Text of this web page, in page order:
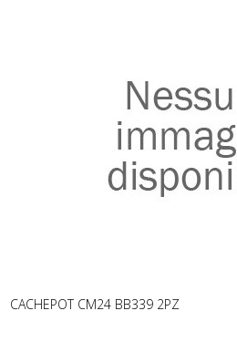
CACHEPOT CM24 BB339 2PZ